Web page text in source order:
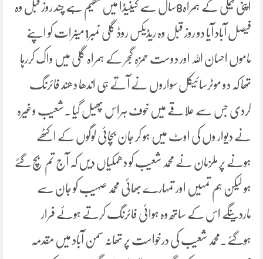
اپنی فیملی کے ہمراہ8سال سے کینیڈا میں مقیم ہے چند روز قبل وہ
فیصل آباد آیا دو روز قبل وہ ریڈیکس روڈ گلی نمبر1میںرات کو اپنے
ماموں احسان اللہ اور دوست حمزہ گجر کے ہمراہ گلی میں واک کررہا
تھا کہ دو موٹرسائیکل سواروں نے آتے ہی اندھا دھند فائرنگ
کردی جس سے علاقے میں خوف ہراس پھیل گیا ۔شعیب وغیرہ
نے دیوار وں کی اوٹ میں ہو کر جان بچائی لوگوں کے اکٹھے
ہونے پر ملزمان نے محمد شعیب کو دھمکیاں دیں کہ آج تم بچ گئے
ہو لیکن ہم تمہیں اور تمہارے بھائی محمد صہیب کو جان سے
ماردینگے اس کے ساتھ وہ ہوائی فائرنگ کرتے ہوئے فرار
ہوگئے۔محمد شعیب کی درخواست پر تھانہ سمن آباد میں مقدمہ